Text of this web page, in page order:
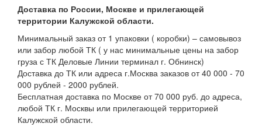
Доставка по России, Москве и прилегающей
территории Калужской области.
Минимальный заказ от 1 упаковки ( коробки) – самовывоз
или забор любой ТК ( у нас минимальные цены на забор
груза с ТК Деловые Линии терминал г. Обнинск)
Доставка до ТК или адреса г.Москва заказов от 40 000 - 70
000 рублей - 2000 рублей.
Бесплатная доставка по Москве от 70 000 руб. до адреса,
любой ТК г. Москвы или прилегающей территорией
Калужской области.